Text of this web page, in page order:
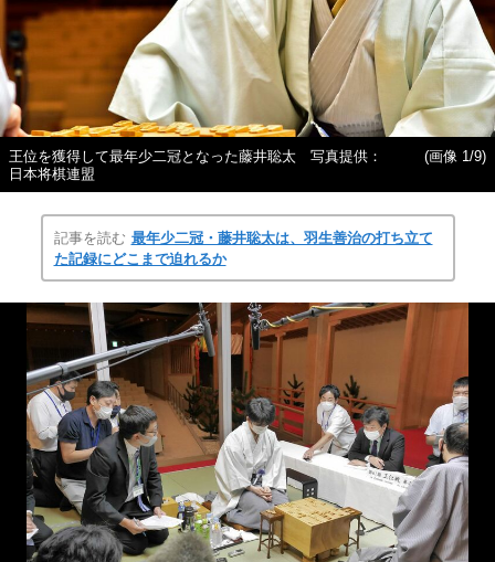
王位を獲得して最年少二冠となった藤井聡太 写真提供：
日本将棋連盟
(画像 1/9)
記事を読む 最年少二冠・藤井聡太は、羽生善治の打ち立て
た記録にどこまで迫れるか